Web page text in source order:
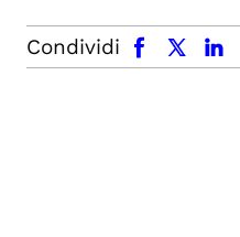
Condividi
facebook x.com linkedin